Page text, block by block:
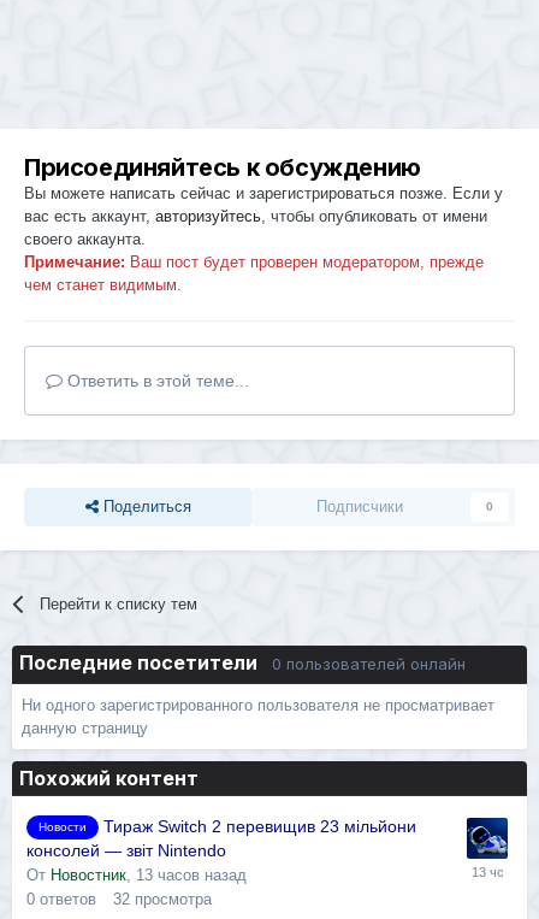
Присоединяйтесь к обсуждению
Вы можете написать сейчас и зарегистрироваться позже. Если у
вас есть аккаунт, авторизуйтесь , чтобы опубликовать от имени
своего аккаунта.
Примечание: Ваш пост будет проверен модератором, прежде
чем станет видимым.
Ответить в этой теме...
Поделиться Подписчики 0
Перейти к списку тем
Последние посетители 0 пользователей онлайн
Ни одного зарегистрированного пользователя не просматривает
данную страницу
Похожий контент
Новости
Тираж Switch 2 перевищив 23 мільйони
консолей — звіт Nintendo
От Новостник 13 часов назад
0 ответов 32 просмотра